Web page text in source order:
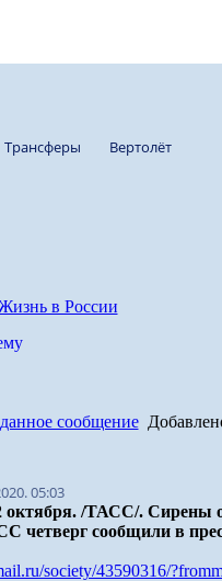
Трансферы Вертолёт
в России
05:03
/ТАСС/. Сирены
четверг сообщили в
society/43590316/